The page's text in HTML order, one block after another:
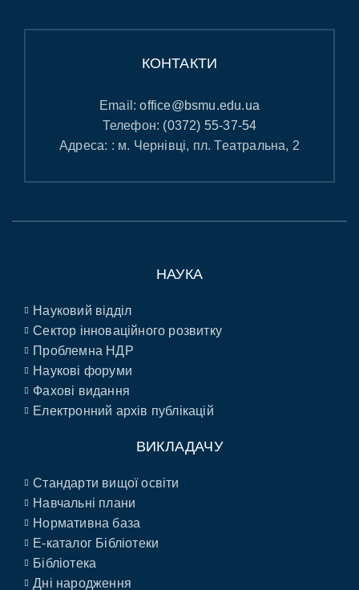
КОНТАКТИ
Email:office@bsmu.edu.ua
Телефон: (0372) 55-37-54
Адреса: : м. Чернівці, пл. Театральна, 2
НАУКА
Науковий відділ
Сектор інноваційного розвитку
Проблемна НДР
Наукові форуми
Фахові видання
Електронний архів публікацій
ВИКЛАДАЧУ
Стандарти вищої освіти
Навчальні плани
Нормативна база
E-каталог Бібліотеки
Бібліотека
Дні народження